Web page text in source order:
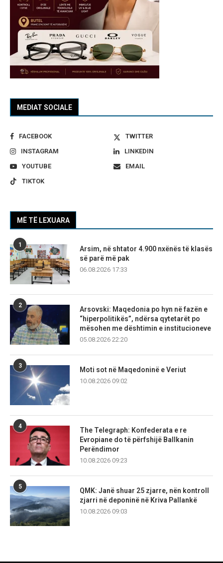
MEDIAT SOCIALE
FACEBOOK
TWITTER
INSTAGRAM
LINKEDIN
YOUTUBE
EMAIL
TIKTOK
MË TË LEXUARA
1
Arsim, në shtator 4.900 nxënës të klasës
së parë më pak
06.08.2026 17:33
2
Arsovski: Maqedonia po hyn në fazën e
“hiperpolitikës”, ndërsa qytetarët po
mësohen me dështimin e institucioneve
05.08.2026 22:20
3
Moti sot në Maqedoninë e Veriut
10.08.2026 09:02
4
The Telegraph: Konfederata e re
Evropiane do të përfshijë Ballkanin
Perëndimor
10.08.2026 09:23
5
QMK: Janë shuar 25 zjarre, nën kontroll
zjarri në deponinë në Kriva Pallankë
10.08.2026 09:03